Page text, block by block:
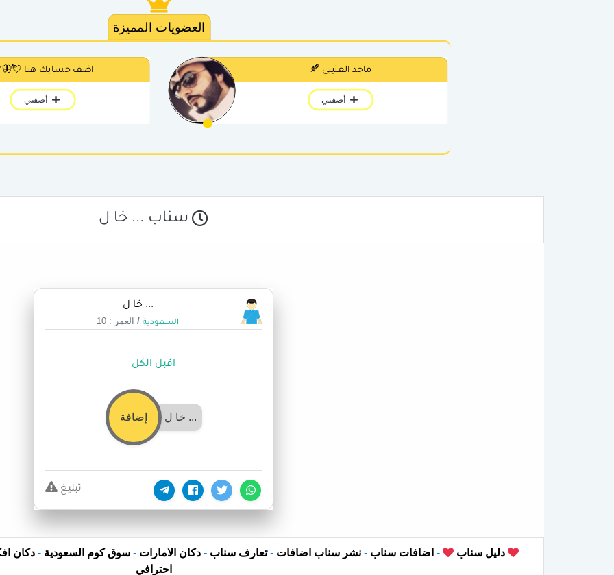
العضويات المميزة
ماجد العتيبي 🍂
أضفني
اضف حسابك هنا
أضفني
سناب ... خا ل
... خا ل
السعودية / العمر : 10
اقبل الكل
... خا ل إضافة
تبليغ
دليل سناب - اضافات سناب - نشر سناب اضافات - تعارف سناب - دكان الامارات - سوق كوم السعودية - دكان
احترافي